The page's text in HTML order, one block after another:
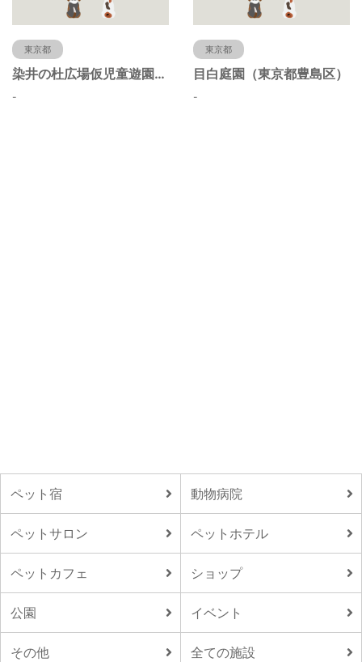
東京都
染井の杜広場仮児童遊園（東京都豊島区）
-
東京都
目白庭園（東京都豊島区）
-
ペット宿 動物病院
ペットサロン ペットホテル
ペットカフェ ショップ
公園 イベント
その他 全ての施設